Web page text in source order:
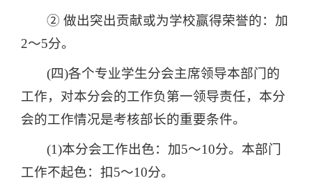
② 做出突出贡献或为学校赢得荣誉的：加
2～5分。
(四)各个专业学生分会主席领导本部门的
工作，对本分会的工作负第一领导责任，本分
会的工作情况是考核部长的重要条件。
(1)本分会工作出色：加5～10分。本部门
工作不起色：扣5～10分。